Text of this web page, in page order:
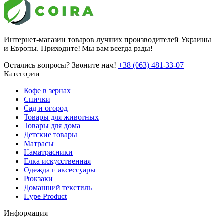
Интернет-магазин товаров лучших производителей Украины
и Европы. Приходите! Мы вам всегда рады!
Остались вопросы? Звоните нам! +38 (063) 481-33-07
Категории
Кофе в зернах
Спички
Сад и огород
Товары для животных
Товары для дома
Детские товары
Матрасы
Наматрасники
Елка искусственная
Одежда и аксессуары
Рюкзаки
Домашний текстиль
Hype Product
Информация